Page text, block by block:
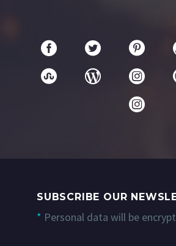
SUBSCRIBE OUR
* Personal data will be